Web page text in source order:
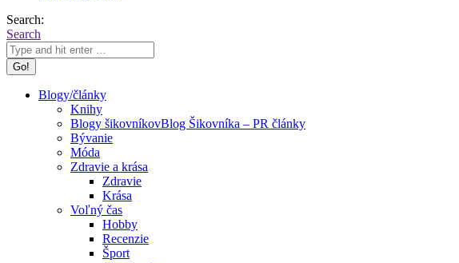
Search:
Search
Blogy/články
Knihy
Blogy šikovníkovBlog Šikovníka – PR články
Bývanie
Móda
Zdravie a krása
Zdravie
Krása
Voľný čas
Hobby
Recenzie
Šport